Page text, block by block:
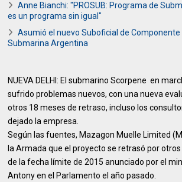
Anne Bianchi: "PROSUB: Programa de
es un programa sin igual"
Asumió el nuevo Suboficial de
Submarina Argentina
NUEVA DELHI: El submarino Scorpene en
sufrido problemas nuevos, con una nueva
otros 18 meses de retraso, incluso los
dejado la empresa.
Según las fuentes, Mazagon Muelle Limited
la Armada que el proyecto se retrasó por
de la fecha límite de 2015 anunciado por el
Antony en el Parlamento el año pasado.